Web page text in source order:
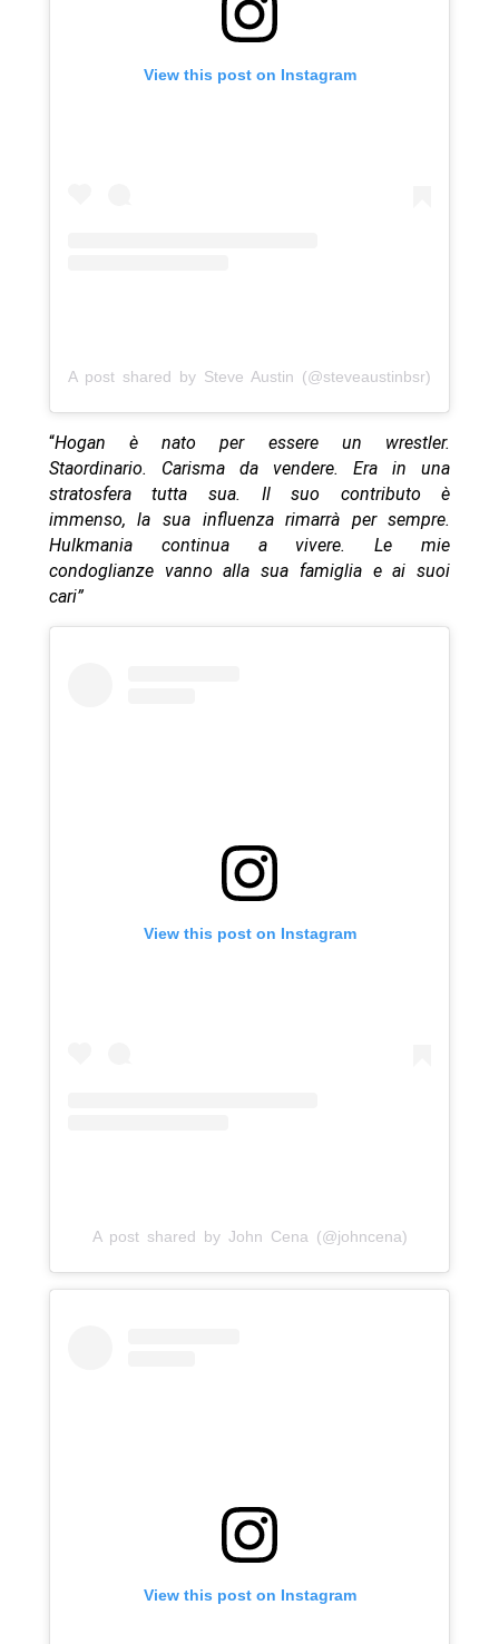
View this post on Instagram
A post shared by Steve Austin (@steveaustinbsr)
“Hogan è nato per essere un wrestler.
Staordinario. Carisma da vendere. Era in una
stratosfera tutta sua. Il suo contributo è
immenso, la sua influenza rimarrà per sempre.
Hulkmania continua a vivere. Le mie
condoglianze vanno alla sua famiglia e ai suoi
cari”
View this post on Instagram
A post shared by John Cena (@johncena)
View this post on Instagram